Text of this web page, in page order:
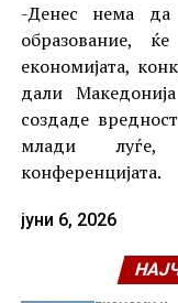
-Денес нема да
образование,
економијата,
дали
создаде
млади луѓе,
конференцијата.
јуни 6, 2026